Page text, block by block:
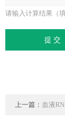
请输入计算结果（
上一篇： 血液